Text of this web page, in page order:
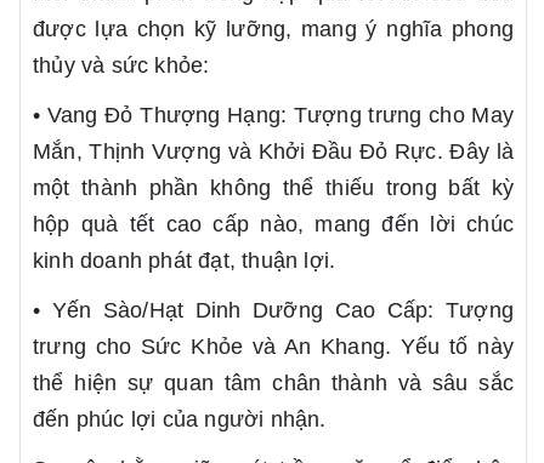
được lựa chọn kỹ lưỡng, mang ý nghĩa phong
thủy và sức khỏe:
• Vang Đỏ Thượng Hạng: Tượng trưng cho May
Mắn, Thịnh Vượng và Khởi Đầu Đỏ Rực. Đây là
một thành phần không thể thiếu trong bất kỳ
hộp quà tết cao cấp nào, mang đến lời chúc
kinh doanh phát đạt, thuận lợi.
• Yến Sào/Hạt Dinh Dưỡng Cao Cấp: Tượng
trưng cho Sức Khỏe và An Khang. Yếu tố này
thể hiện sự quan tâm chân thành và sâu sắc
đến phúc lợi của người nhận.